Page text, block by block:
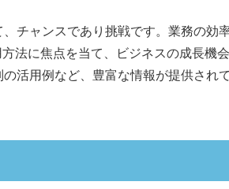
チャンスであり挑戦です。業務の
法に焦点を当て、ビジネスの成長機
活用例など、豊富な情報が提供さ